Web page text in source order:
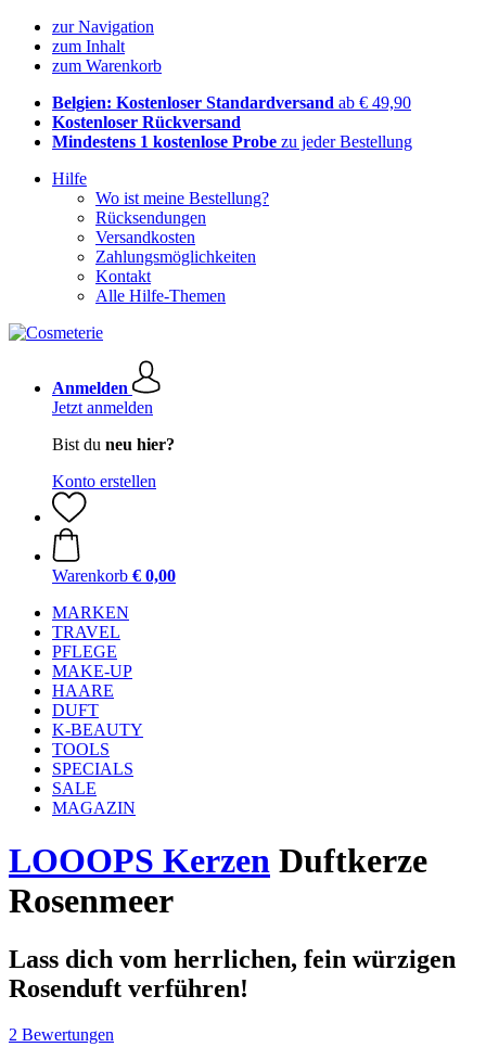
zur Navigation
zum Inhalt
zum Warenkorb
Belgien: Kostenloser Standardversand ab € 49,90
Kostenloser Rückversand
Mindestens 1 kostenlose Probe zu jeder Bestellung
Hilfe
Wo ist meine Bestellung?
Rücksendungen
Versandkosten
Zahlungsmöglichkeiten
Kontakt
Alle Hilfe-Themen
Anmelden
Jetzt anmelden
Bist du neu hier?
Konto erstellen
Warenkorb € 0,00
MARKEN
TRAVEL
PFLEGE
MAKE-UP
HAARE
DUFT
K-BEAUTY
TOOLS
SPECIALS
SALE
MAGAZIN
LOOOPS Kerzen Duftkerze
Rosenmeer
Lass dich vom herrlichen, fein würzigen
Rosenduft verführen!
2 Bewertungen